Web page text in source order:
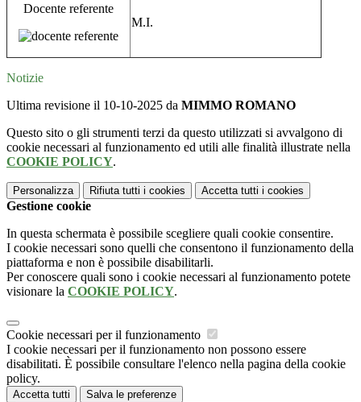
Docente referente
M.I.
Notizie
Ultima revisione il 10-10-2025 da MIMMO ROMANO
Questo sito o gli strumenti terzi da questo utilizzati si avvalgono di
cookie necessari al funzionamento ed utili alle finalità illustrate nella
COOKIE POLICY.
Personalizza Rifiuta tutti i cookies Accetta tutti i cookies
Gestione cookie
In questa schermata è possibile scegliere quali cookie consentire.
I cookie necessari sono quelli che consentono il funzionamento della
piattaforma e non è possibile disabilitarli.
Per conoscere quali sono i cookie necessari al funzionamento potete
visionare la COOKIE POLICY.
Cookie necessari per il funzionamento
I cookie necessari per il funzionamento non possono essere
disabilitati. È possibile consultare l'elenco nella pagina della cookie
policy.
Accetta tutti Salva le preferenze